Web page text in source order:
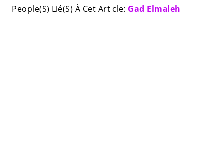
People(S) Lié(S) À Cet Article: Gad Elmaleh